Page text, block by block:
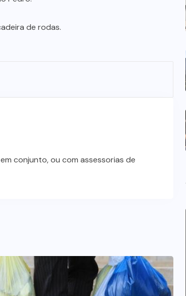
de rodas.
conjunto, ou com assessorias de